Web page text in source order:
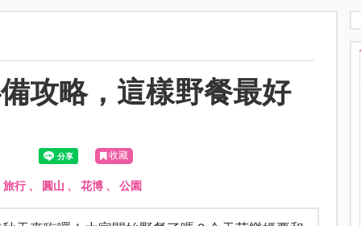
攻略，這樣野餐最好
收藏
旅行、 圓山 、 花博、 公園